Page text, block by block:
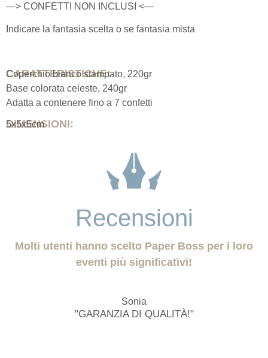
—> CONFETTI NON INCLUSI <—
Indicare la fantasia scelta o se fantasia mista
CARATTERISTICHE:
Coperchio bianco stampato, 220gr
Base colorata celeste, 240gr
Adatta a contenere fino a 7 confetti
DIMENSIONI:
5x5x5cm
Recensioni
Molti utenti hanno scelto Paper Boss per i loro
eventi più significativi!
Sonia
"GARANZIA DI QUALITÀ!"